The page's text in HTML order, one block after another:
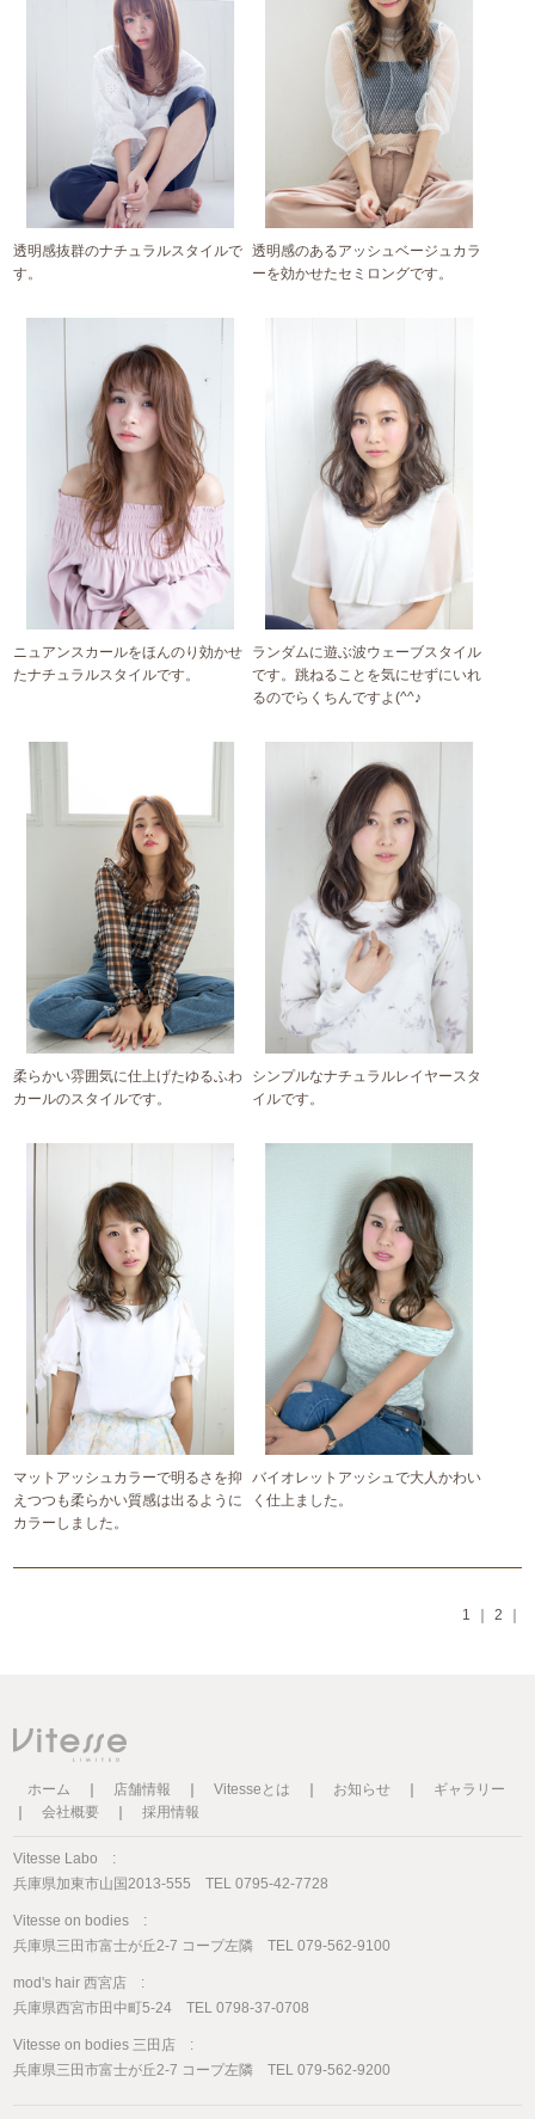
透明感抜群のナチュラルスタイルで
す。
透明感のあるアッシュベージュカラ
ーを効かせたセミロングです。
ニュアンスカールをほんのり効かせ
たナチュラルスタイルです。
ランダムに遊ぶ波ウェーブスタイル
です。跳ねることを気にせずにいれ
るのでらくちんですよ(^^♪
柔らかい雰囲気に仕上げたゆるふわ
カールのスタイルです。
シンプルなナチュラルレイヤースタ
イルです。
マットアッシュカラーで明るさを抑
えつつも柔らかい質感は出るように
カラーしました。
バイオレットアッシュで大人かわい
く仕上ました。
1 ｜ 2 ｜
ホーム ｜ 店舗情報 ｜ Vitesseとは ｜ お知らせ ｜
ギャラリー
｜
会社概要 ｜ 採用情報
Vitesse Labo :
兵庫県加東市山国2013-555 TEL 0795-42-7728
Vitesse on bodies :
兵庫県三田市富士が丘2-7 コープ左隣 TEL 079-562-9100
mod's hair 西宮店 :
兵庫県西宮市田中町5-24 TEL 0798-37-0708
Vitesse on bodies 三田店 :
兵庫県三田市富士が丘2-7 コープ左隣 TEL 079-562-9200